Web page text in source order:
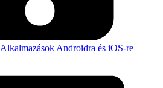
Alkalmazások Androidra és iOS-re